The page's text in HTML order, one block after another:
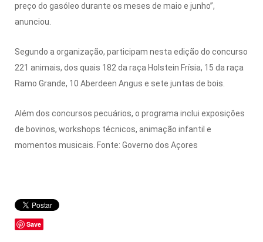
preço do gasóleo durante os meses de maio e junho”,
anunciou.
Segundo a organização, participam nesta edição do concurso
221 animais, dos quais 182 da raça Holstein Frísia, 15 da raça
Ramo Grande, 10 Aberdeen Angus e sete juntas de bois.
Além dos concursos pecuários, o programa inclui exposições
de bovinos, workshops técnicos, animação infantil e
momentos musicais. Fonte: Governo dos Açores
Save